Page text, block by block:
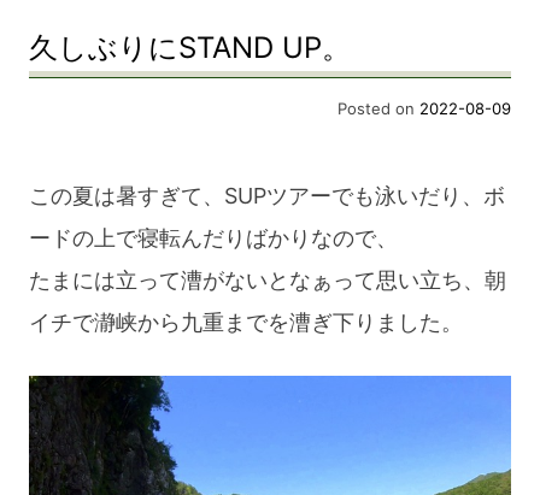
SUP
久しぶりにSTAND UP。
Posted on 2022-08-09
この夏は暑すぎて、SUPツアーでも泳いだり、ボ
ードの上で寝転んだりばかりなので、
たまには立って漕がないとなぁって思い立ち、朝
イチで瀞峡から九重までを漕ぎ下りました。